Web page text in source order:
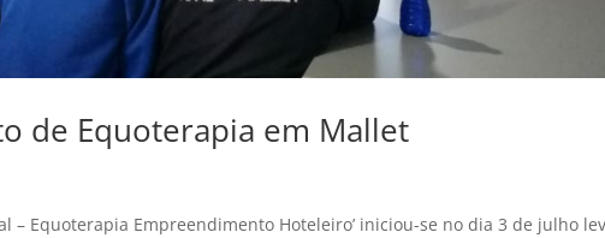
de Equoterapia em Mallet
– Equoterapia Empreendimento Hoteleiro’ iniciou-se no dia 3 de julho